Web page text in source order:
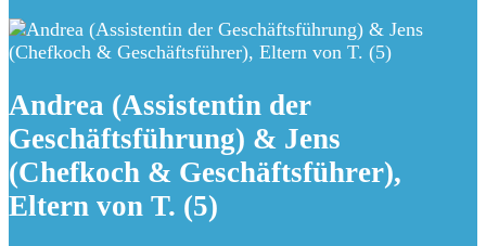
Andrea (Assistentin der
Geschäftsführung) & Jens
(Chefkoch & Geschäftsführer),
Eltern von T. (5)